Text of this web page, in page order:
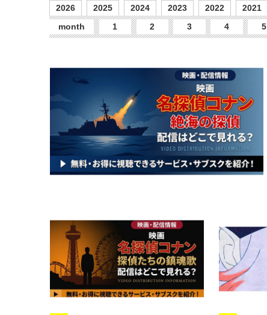
2026 2025 2024 2023 2022 2021
month
1 2 3 4 5